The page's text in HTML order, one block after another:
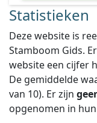
Statistieken
Deze website is
Stamboom Gids.
website een cijfer
De gemiddelde
van 10). Er zijn
opgenomen in hun